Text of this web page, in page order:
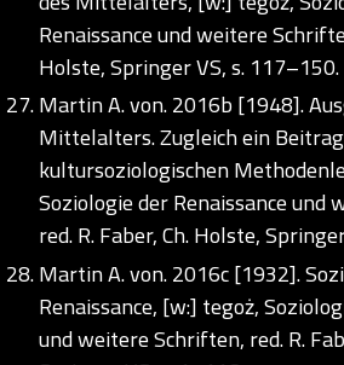
Renaissance und weitere
Holste, Springer VS, s. 117–150.
Martin A. von. 2016b [1948].
Mittelalters. Zugleich ein
kultursoziologischen
Soziologie der Renaissance und
red. R. Faber, Ch. Holste,
Martin A. von. 2016c [1932].
Renaissance, [w:] tegoż,
und weitere Schriften, red. R.